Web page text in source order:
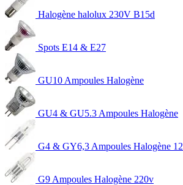
Halogène halolux 230V B15d
Spots E14 & E27
GU10 Ampoules Halogène
GU4 & GU5.3 Ampoules Halogène
G4 & GY6,3 Ampoules Halogène
G9 Ampoules Halogène 220v